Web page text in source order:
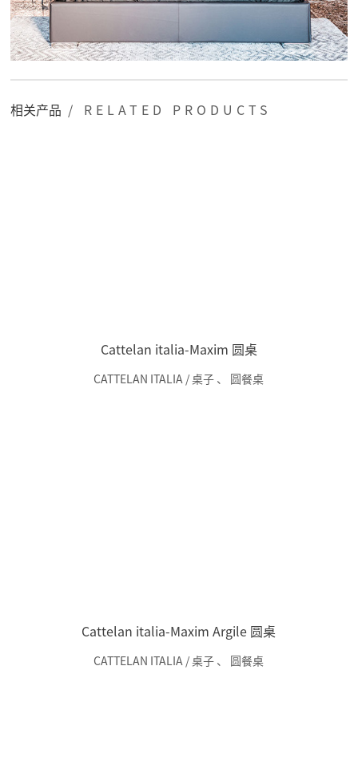
相关产品 / RELATED PRODUCTS
Cattelan italia-Maxim 圆桌
CATTELAN ITALIA / 桌子 、 圆餐桌
Cattelan italia-Maxim Argile 圆桌
CATTELAN ITALIA / 桌子 、 圆餐桌